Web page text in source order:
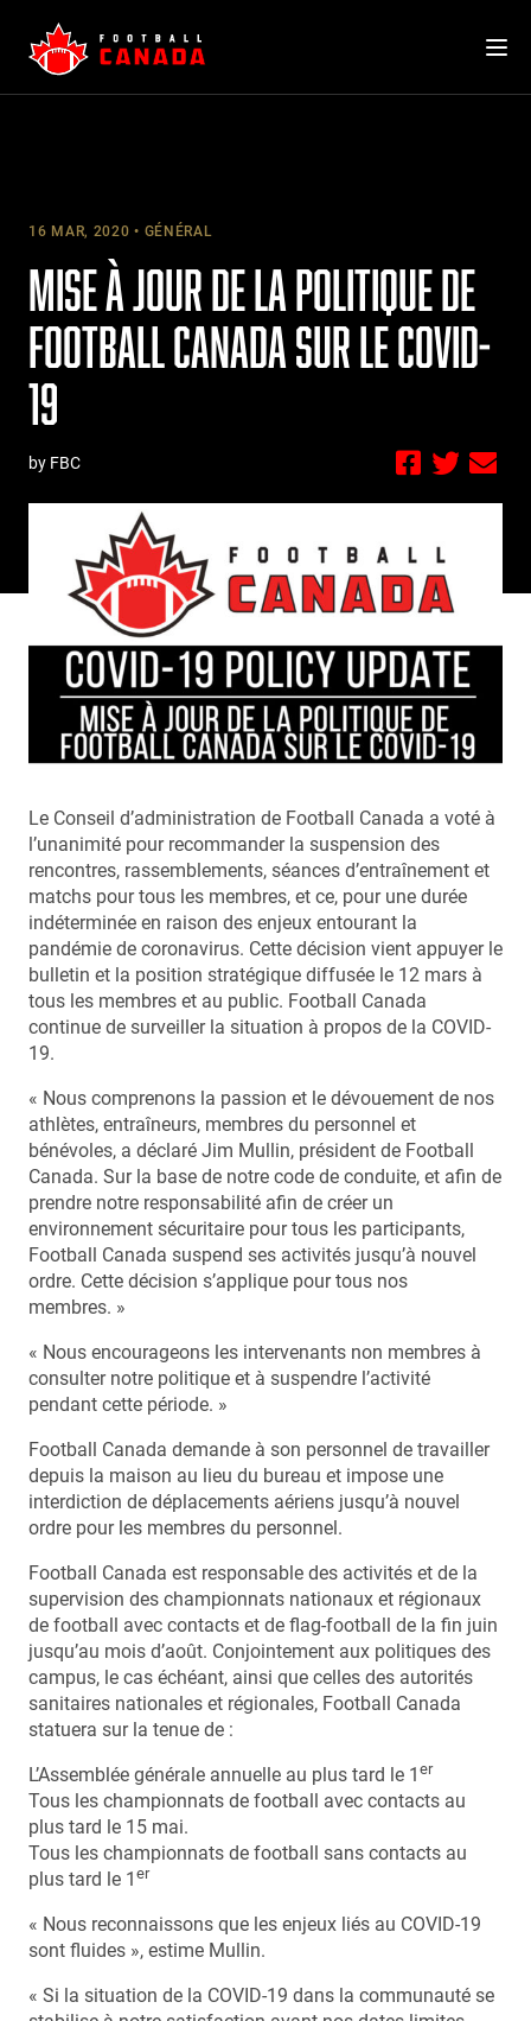
content
16 MAR, 2020 GÉNÉRAL
MISE À JOUR DE LA POLITIQUE DE
FOOTBALL CANADA SUR LE COVID-
19
by FBC
Le Conseil d’administration de Football Canada a voté à
l’unanimité pour recommander la suspension des
rencontres, rassemblements, séances d’entraînement et
matchs pour tous les membres, et ce, pour une durée
indéterminée en raison des enjeux entourant la
pandémie de coronavirus. Cette décision vient appuyer le
bulletin et la position stratégique diffusée le 12 mars à
tous les membres et au public. Football Canada
continue de surveiller la situation à propos de la COVID-
19.
« Nous comprenons la passion et le dévouement de nos
athlètes, entraîneurs, membres du personnel et
bénévoles, a déclaré Jim Mullin, président de Football
Canada. Sur la base de notre code de conduite, et afin de
prendre notre responsabilité afin de créer un
environnement sécuritaire pour tous les participants,
Football Canada suspend ses activités jusqu’à nouvel
ordre. Cette décision s’applique pour tous nos
membres. »
« Nous encourageons les intervenants non membres à
consulter notre politique et à suspendre l’activité
pendant cette période. »
Football Canada demande à son personnel de travailler
depuis la maison au lieu du bureau et impose une
interdiction de déplacements aériens jusqu’à nouvel
ordre pour les membres du personnel.
Football Canada est responsable des activités et de la
supervision des championnats nationaux et régionaux
de football avec contacts et de flag-football de la fin juin
jusqu’au mois d’août. Conjointement aux politiques des
campus, le cas échéant, ainsi que celles des autorités
sanitaires nationales et régionales, Football Canada
statuera sur la tenue de :
L’Assemblée générale annuelle au plus tard le 1 er
Tous les championnats de football avec contacts au
plus tard le 15 mai.
Tous les championnats de football sans contacts au
plus tard le 1 er
« Nous reconnaissons que les enjeux liés au COVID-19
sont fluides », estime Mullin.
« Si la situation de la COVID-19 dans la communauté se